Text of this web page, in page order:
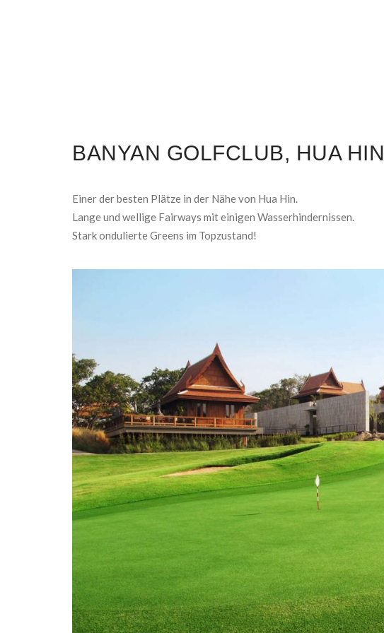
BANYAN GOLFCLUB, HUA HIN
Einer der besten Plätze in der Nähe von Hua Hin.
Lange und wellige Fairways mit einigen Wasserhindernissen.
Stark ondulierte Greens im Topzustand!